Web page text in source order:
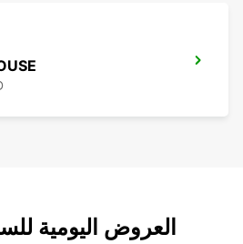
العروض اليومية